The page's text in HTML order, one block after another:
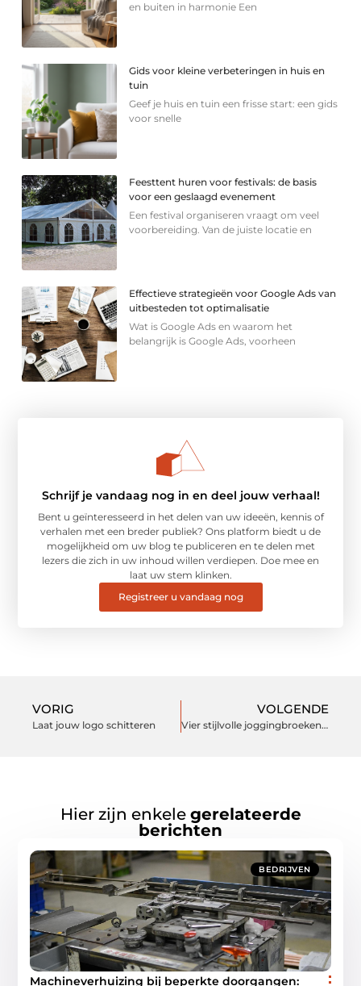
en buiten in harmonie Een
Gids voor kleine verbeteringen in huis en
tuin
Geef je huis en tuin een frisse start: een gids
voor snelle
Feesttent huren voor festivals: de basis
voor een geslaagd evenement
Een festival organiseren vraagt om veel
voorbereiding. Van de juiste locatie en
Effectieve strategieën voor Google Ads van
uitbesteden tot optimalisatie
Wat is Google Ads en waarom het
belangrijk is Google Ads, voorheen
Schrijf je vandaag nog in en deel jouw verhaal!
Bent u geïnteresseerd in het delen van uw ideeën, kennis of
verhalen met een breder publiek? Ons platform biedt u de
mogelijkheid om uw blog te publiceren en te delen met
lezers die zich in uw inhoud willen verdiepen. Doe mee en
laat uw stem klinken.
Registreer u vandaag nog
VORIG
Laat jouw logo schitteren
VOLGENDE
Vier stijlvolle joggingbroeken voor op kantoor
Hier zijn enkele gerelateerde
berichten
BEDRIJVEN
Machineverhuizing bij beperkte doorgangen: